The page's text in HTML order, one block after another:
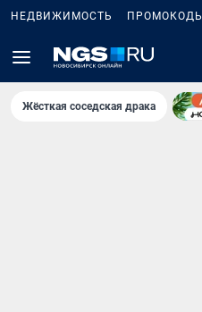
НЕДВИЖИМОСТЬ ПРОМОКОДЫ
Жёсткая соседская драка